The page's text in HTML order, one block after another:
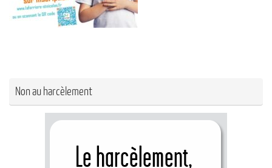
Non au harcèlement